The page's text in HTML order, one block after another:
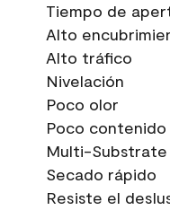
Tiempo de
Alto
Alto tráfico
Nivelación
Poco olor
Poco contenido
Multi-Substrate
Secado rápido
Resiste el